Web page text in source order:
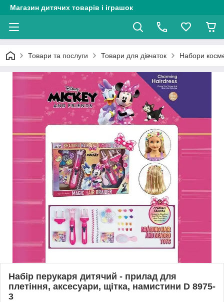
Магазин дитячих товарів і іграшок
Товари та послуги Товари для дівчаток Набори
Набір перукаря дитячий - прилад для
плетіння, аксесуари, щітка, намистини D 8975-
3